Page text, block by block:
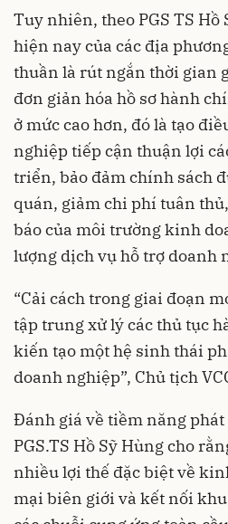
Tuy nhiên, theo PGS TS
hiện nay của các địa
thuần là rút ngắn thời gian
đơn giản hóa hồ sơ hành
ở mức cao hơn, đó là tạo
nghiệp tiếp cận thuận lợi
triển, bảo đảm chính sách
quán, giảm chi phí tuân
báo của môi trường kinh
lượng dịch vụ hỗ trợ doanh
“Cải cách trong giai đoạn
tập trung xử lý các thủ tục
kiến tạo một hệ sinh thái
doanh nghiệp”, Chủ tịch
Đánh giá về tiềm năng
PGS.TS Hồ Sỹ Hùng cho
nhiều lợi thế đặc biệt về
mại biên giới và kết nối